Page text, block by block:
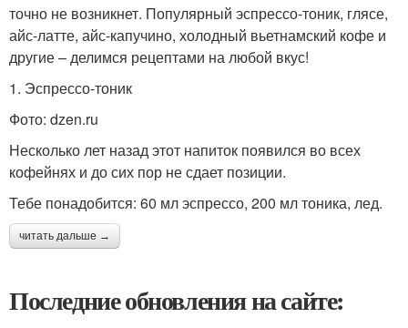
точно не возникнет. Популярный эспрессо-тоник, глясе,
айс-латте, айс-капучино, холодный вьетнамский кофе и
другие – делимся рецептами на любой вкус!
1. Эспрессо-тоник
Фото: dzen.ru
Несколько лет назад этот напиток появился во всех
кофейнях и до сих пор не сдает позиции.
Тебе понадобится: 60 мл эспрессо, 200 мл тоника, лед.
читать дальше →
Последние обновления на сайте: